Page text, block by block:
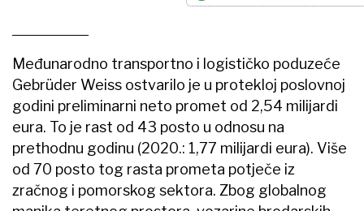
Međunarodno transportno i logističko poduzeće
Gebrüder Weiss ostvarilo je u protekloj poslovnoj
godini preliminarni neto promet od 2,54 milijardi
eura. To je rast od 43 posto u odnosu na
prethodnu godinu (2020.: 1,77 milijardi eura). Više
od 70 posto tog rasta prometa potječe iz
zračnog i pomorskog sektora. Zbog globalnog